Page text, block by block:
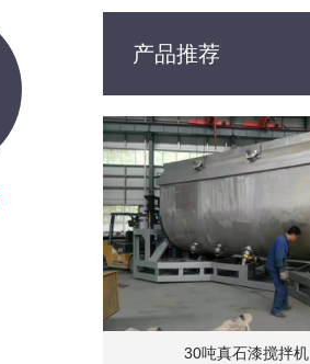
产品推荐
30吨真石漆搅拌机